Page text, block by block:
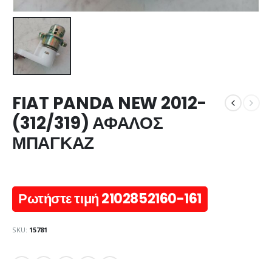
FIAT PANDA NEW 2012-
(312/319) ΑΦΑΛΟΣ
ΜΠΑΓΚΑΖ
Ρωτήστε τιμή 2102852160-161
SKU: 15781